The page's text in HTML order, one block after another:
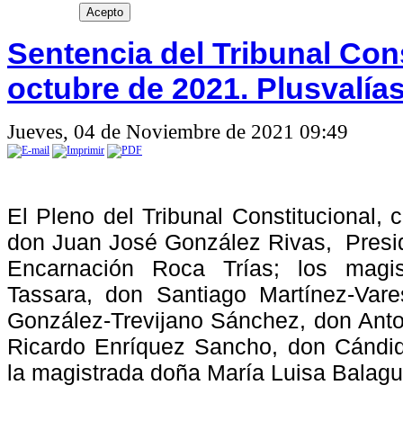
Acepto
Sentencia del Tribunal
octubre de 2021.
Jueves, 04 de Noviembre de 2021 09:49
El Pleno del Tribunal Constitucional,
don Juan José González Rivas,
Encarnación
Roca Trías; los
Tassara,
don Santiago
Martínez-
González-Trevijano Sánchez, don
Ricardo Enríquez Sancho, don
la magistrada doña María Luisa